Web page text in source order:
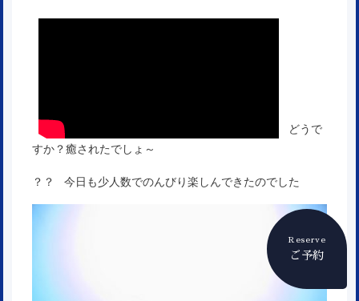
Reserve
ご予約
どうで
すか？癒されたでしょ～
？？ 今日も少人数でのんびり楽しんできたのでした